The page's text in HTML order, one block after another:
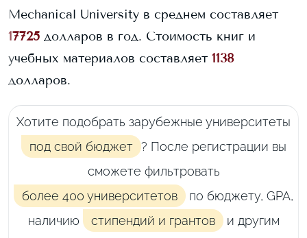
Mechanical University в среднем составляет
17725 долларов в год. Стоимость книг и
учебных материалов составляет 1138
долларов.
Хотите подобрать зарубежные университеты
под свой бюджет ? После регистрации вы
сможете фильтровать
более 400 университетов
по бюджету, GPA,
наличию
стипендий и грантов и другим